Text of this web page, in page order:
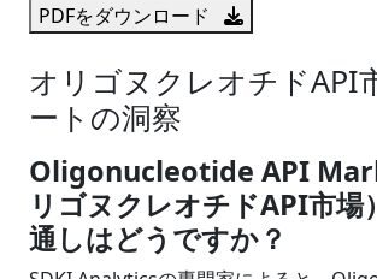
PDFをダウンロード
オリゴヌクレオチドAPI
ートの洞察
Oligonucleotide API
リゴヌクレオチドAPI市場
通しはどうですか？